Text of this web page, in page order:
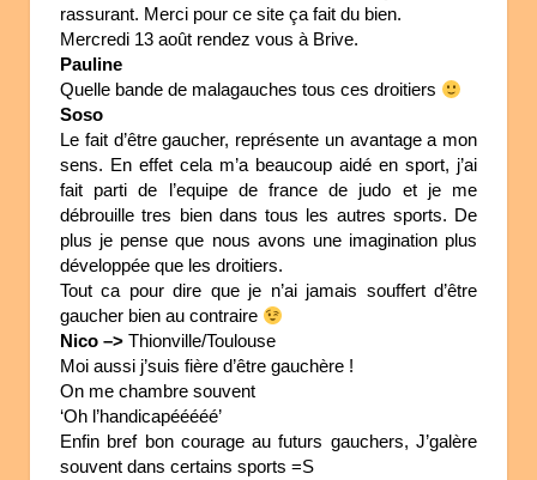
rassurant. Merci pour ce site ça fait du bien.
Mercredi 13 août rendez vous à Brive.
Pauline
Quelle bande de malagauches tous ces droitiers
Soso
Le fait d’être gaucher, représente un avantage a mon
sens. En effet cela m’a beaucoup aidé en sport, j’ai
fait parti de l’equipe de france de judo et je me
débrouille tres bien dans tous les autres sports. De
plus je pense que nous avons une imagination plus
développée que les droitiers.
Tout ca pour dire que je n’ai jamais souffert d’être
gaucher bien au contraire
Nico –> Thionville/Toulouse
Moi aussi j’suis fière d’être gauchère !
On me chambre souvent
‘Oh l’handicapééééé’
Enfin bref bon courage au futurs gauchers, J’galère
souvent dans certains sports =S